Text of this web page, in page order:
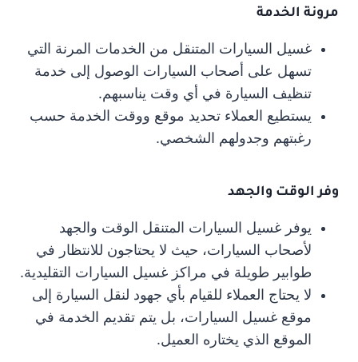
مرونة الخدمة
غسيل السيارات المتنقل من الخدمات المرنة التي
تسهل على أصحاب السيارات الوصول إلى خدمة
تنظيف السيارة في أي وقت يناسبهم.
يستطيع العملاء تحديد موقع ووقت الخدمة حسب
رغبتهم وجدولهم الشخصي.
وفر الوقت والجهد
يوفر غسيل السيارات المتنقل الوقت والجهد
لأصحاب السيارات، حيث لا يحتاجون للانتظار في
طوابير طويلة في مراكز غسيل السيارات التقليدية.
لا يحتاج العملاء للقيام بأي جهود لنقل السيارة إلى
موقع غسيل السيارات، بل يتم تقديم الخدمة في
الموقع الذي يختاره العميل.